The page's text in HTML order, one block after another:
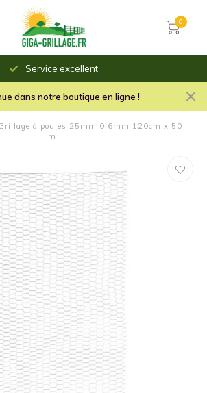
0
Service excellent
dans notre boutique en ligne !
à poules 25mm 0,6mm 120cm x 50
m